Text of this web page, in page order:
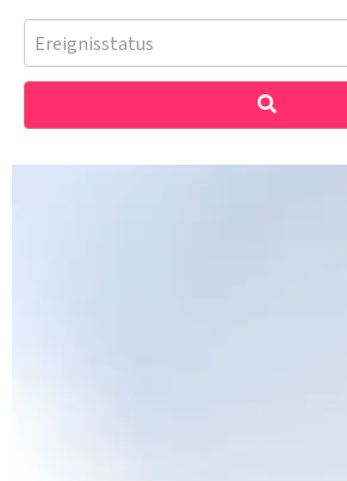
Ereignisstatus